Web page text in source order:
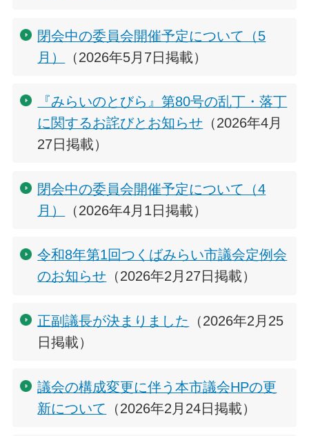
閉会中の委員会開催予定について（5
月）
（2026年5月7日掲載）
『みらいのとびら』第80号の乱丁・落丁
に関するお詫びとお知らせ （2026年4月
27日掲載）
閉会中の委員会開催予定について（4
月）
（2026年4月1日掲載）
令和8年第1回つくばみらい市議会定例会
のお知らせ （2026年2月27日掲載）
正副議長が決まりました
（2026年2月25
日掲載）
議会の構成変更に伴う本市議会HPの更
新について
（2026年2月24日掲載）